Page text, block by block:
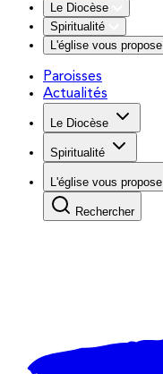
Le Diocèse
Spiritualité
L'église vous propose
Paroisses
Actualités
Le Diocèse
Spiritualité
L'église vous propose
Rechercher